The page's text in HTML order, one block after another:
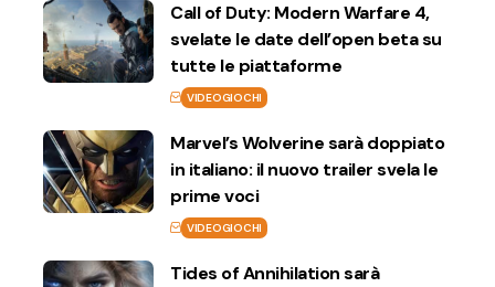
Call of Duty: Modern Warfare 4,
svelate le date dell’open beta su
tutte le piattaforme
VIDEOGIOCHI
Marvel’s Wolverine sarà doppiato
in italiano: il nuovo trailer svela le
prime voci
VIDEOGIOCHI
Tides of Annihilation sarà